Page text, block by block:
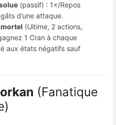
(passif) : 1×/Repos
d’une attaque.
(Ultime, 2 actions,
1 Cran à chaque
aux états négatifs sauf
(Fanatique